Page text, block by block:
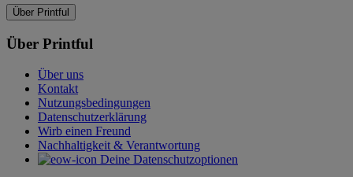
Über Printful
Über Printful
Über uns
Kontakt
Nutzungsbedingungen
Datenschutzerklärung
Wirb einen Freund
Nachhaltigkeit & Verantwortung
Deine Datenschutzoptionen